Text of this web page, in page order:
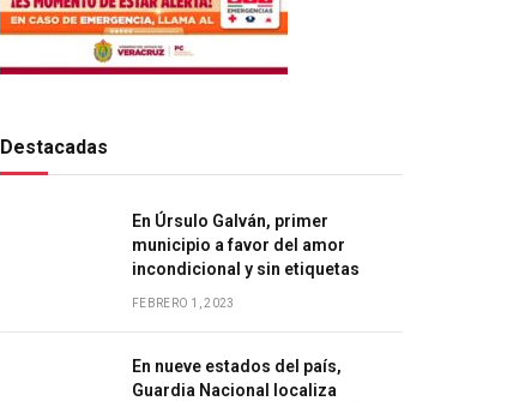
Destacadas
En Úrsulo Galván, primer
municipio a favor del amor
incondicional y sin etiquetas
FEBRERO 1, 2023
En nueve estados del país,
Guardia Nacional localiza